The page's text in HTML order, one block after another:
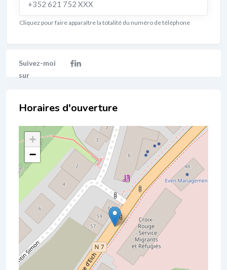
+352 621 752 XXX
Cliquez pour faire apparaître la totalité du numéro de téléphone
Localisation
+
−